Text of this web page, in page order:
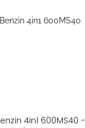
4in1 600MS40 -